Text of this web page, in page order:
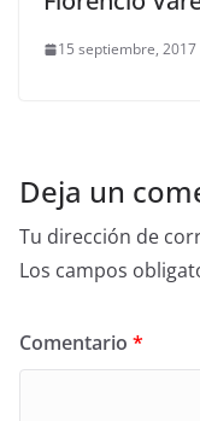
15 septiembre, 2017
Deja un
Tu dirección de
Los campos
Comentario *